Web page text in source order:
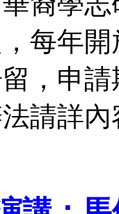
每年
，申請
請詳